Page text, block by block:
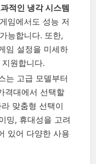
적인 냉각 시스템
임에서도 성능 저
능합니다. 또한,
임 설정을 미세하
원합니다.
는 고급 모델부터
격대에서 선택할
맞춤형 선택이
밍, 휴대성을 고려
있어 다양한 사용